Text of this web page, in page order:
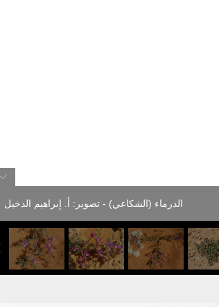
الدرماء (الشكاعي) - تصوير: أ. إبراهيم الدخيل